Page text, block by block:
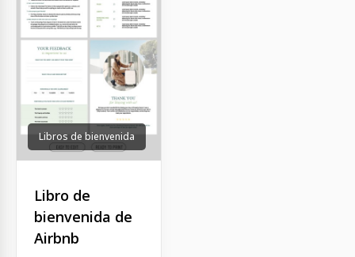
Libros de bienvenida
Libro de
bienvenida de
Airbnb